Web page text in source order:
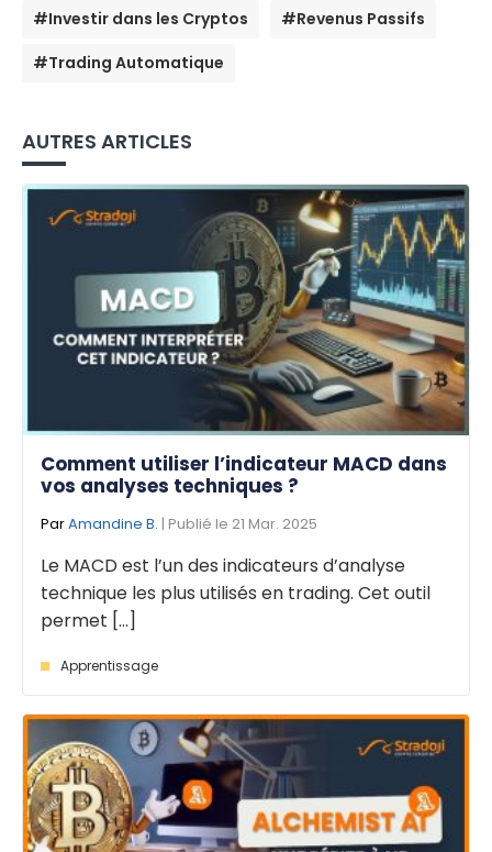
#Investir dans les Cryptos
#Revenus Passifs
#Trading Automatique
AUTRES ARTICLES
Comment utiliser l’indicateur MACD dans
vos analyses techniques ?
ParAmandine B. | Publié le 21 Mar. 2025
Le MACD est l’un des indicateurs d’analyse
technique les plus utilisés en trading. Cet outil
permet [...]
Apprentissage